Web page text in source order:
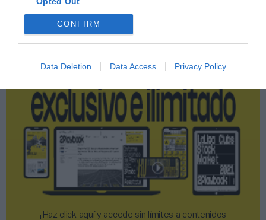
CONFIRM
Data Deletion Data Access Privacy Policy
2Playbook Club
¡Haz click aquí y accede sin límites a contenidos